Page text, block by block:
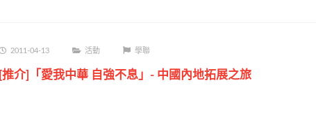
2011-04-13 活動 學聯
[推介]「愛我中華 自強不息」- 中國內地拓展之旅